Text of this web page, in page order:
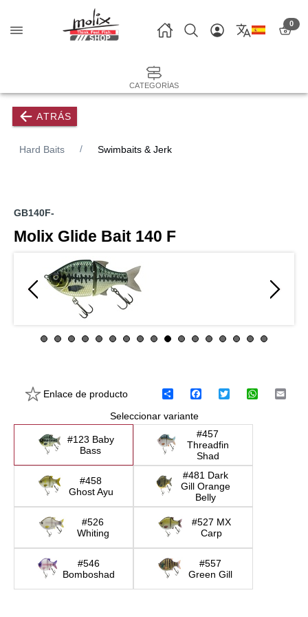
0
CATEGORÍAS
ATRÁS
Hard Baits Swimbaits & Jerk
GB140F-
Molix Glide Bait 140 F
Enlace de producto
C
m
p
a
r
r
F
c
e
b
o
o
k
T
t
e
W
t
E
Seleccionar variante
#123 Baby
Bass
#457
Threadfin
Shad
#458
Ghost Ayu
#481 Dark
Gill Orange
Belly
#526
Whiting
#527 MX
Carp
#546
Bomboshad
#557
Green Gill